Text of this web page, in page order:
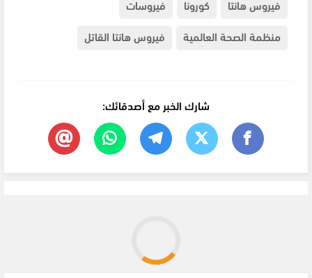
فيروس هانتا
كورونا
فيروسات
منظمة الصحة العالمية
فيروس هانتا القاتل
شارك الخبر مع أصدقائك: